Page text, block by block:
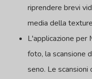
riprendere brevi
media della
L'applicazione per
foto, la scansione
seno. Le